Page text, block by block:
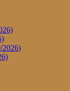
2026)